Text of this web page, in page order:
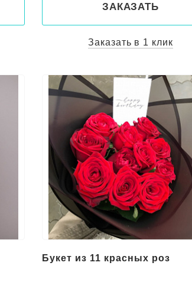
ЗАКАЗАТЬ
Заказать в 1 клик
Букет из 11 красных роз